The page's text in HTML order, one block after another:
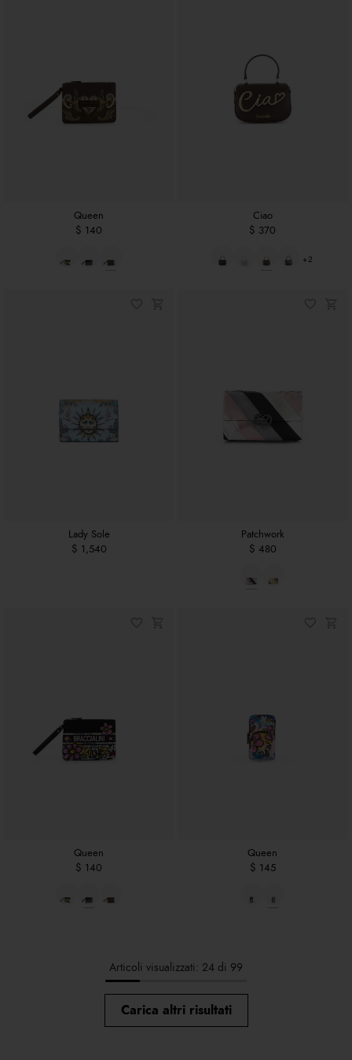
Queen
$ 140
Ciao
$ 370
+2
Lady Sole
$ 1,540
Patchwork
$ 480
Queen
$ 140
Queen
$ 145
Articoli visualizzati: 24 di 99
Carica altri risultati